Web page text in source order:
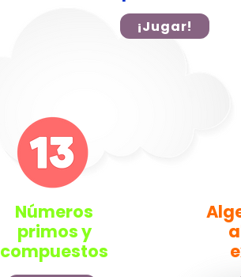
¡Jugar!
Números
primos y
compuestos